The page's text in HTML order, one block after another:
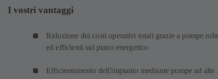
I vostri vantaggi
Riduzione dei costi operativi totali grazie a pompe
ed efficienti sul piano energetico
Efficientamento dell'impianto mediante pompe ad alte